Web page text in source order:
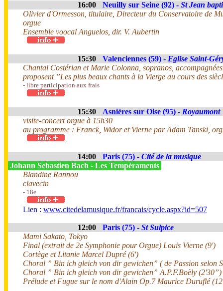
16:00 Neuilly sur Seine (92) - St Jean
Olivier d'Ormesson, titulaire, Directeur du Conservatoire de
orgue
Ensemble voocal Anguelos, dir. V. Aubertin
15:30 Valenciennes (59) - Eglise Saint-
Chantal Costérian et Marie Colonna, sopranos,
proposent ”Les plus beaux chants à la Vierge au cours des
- libre participation aux frais
15:30 Asnières sur Oise (95) - Royaumont
visite-concert orgue à 15h30
au programme : Franck, Widor et Vierne par Adam Tanski,
14:00 Paris (75) - Cité de la musique
Johann Sebastien Bach - Les Tempéraments
Blandine Rannou
clavecin
- 18e
Lien : www.citedelamusique.fr/francais/cycle.aspx?id=507
12:00 Paris (75) - St Sulpice
Mami Sakato, Tokyo
Final (extrait de 2e Symphonie pour Orgue) Louis Vierne (9')
Cortège et Litanie Marcel Dupré (6')
Choral ” Bin ich gleich von dir gewichen” ( de Passion selon
Choral ” Bin ich gleich von dir gewichen” A.P.F.Boëly (2'30”)
Prélude et Fugue sur le nom d'Alain Op.7 Maurice Duruflé